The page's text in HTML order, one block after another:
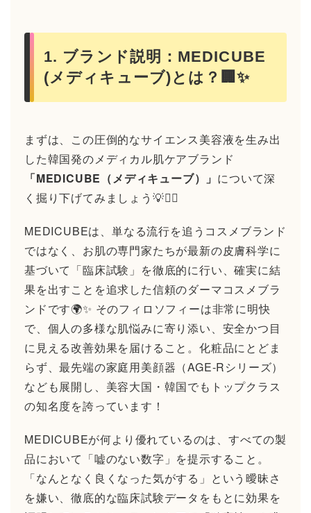
1. ブランド説明：MEDICUBE
(メディキューブ)とは？🏢✨
まずは、この圧倒的なサイエンス美容液を生み出
した韓国発のメディカル肌ケアブランド
「MEDICUBE（メディキューブ）」 について深
く掘り下げてみましょう💡🕵️‍♂️
MEDICUBEは、単なる流行を追うコスメブランド
ではなく、お肌の専門家たちが最新の皮膚科学に
基づいて「臨床試験」を徹底的に行い、確実に結
果を出すことを追求した信頼のダーマコスメブラ
ンドです🌍✨ そのフィロソフィーは非常に明快
で、個人の多様な肌悩みに寄り添い、安全かつ目
に見える改善効果を届けること。化粧品にとどま
らず、最先端の家庭用美顔器（AGE-Rシリーズ）
なども展開し、美容大国・韓国でもトップクラス
の知名度を誇っています！
MEDICUBEが何より優れているのは、すべての製
品において「嘘のない数字」を提示すること。
「なんとなく良くなった気がする」という曖昧さ
を嫌い、徹底的な臨床試験データをもとに効果を